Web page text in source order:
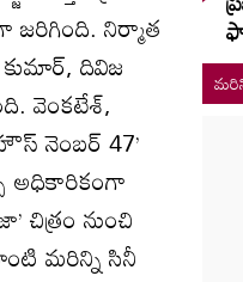
జరిగింది. నిర్మాత
కుమార్, దివిజ
వెంకటేశ్,
నెంబర్ 47’
అధికారికంగా
చిత్రం నుంచి
మరిన్ని సినీ